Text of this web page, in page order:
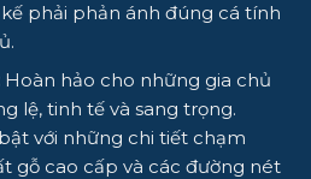
phải phản ánh đúng cá tính
Hoàn hảo cho những gia chủ
lệ, tinh tế và sang trọng.
với những chi tiết chạm
gỗ cao cấp và các đường nét